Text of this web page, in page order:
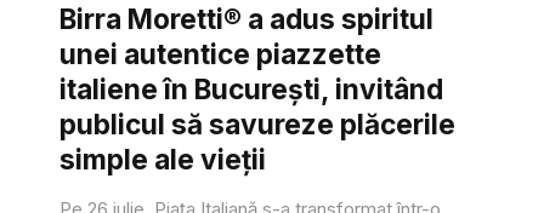
Birra Moretti® a adus spiritul
unei autentice piazzette
italiene în București, invitând
publicul să savureze plăcerile
simple ale vieții